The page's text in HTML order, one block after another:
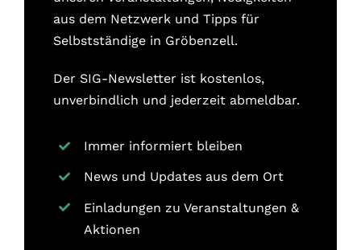
aus dem Netzwerk und Tipps für
Selbstständige in Gröbenzell.
Der SIG-Newsletter ist kostenlos,
unverbindlich und jederzeit abmeldbar.
Immer informiert bleiben
News und Updates aus dem Ort
Einladungen zu Veranstaltungen &
Aktionen